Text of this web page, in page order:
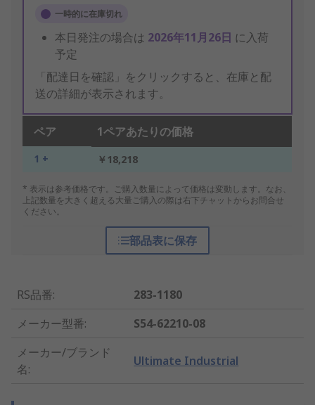
一時的に在庫切れ
本日発注の場合は 2026年11月26日 に入荷
予定
「配達日を確認」をクリックすると、在庫と配
送の詳細が表示されます。
ペア 1ペアあたりの価格
1 + ￥18,218
* 表示は参考価格です。ご購入数量によって価格は変動します。なお、
上記数量を大きく超える大量ご購入の際は右下チャットからお問合せ
ください。
部品表に保存
RS品番:
283-1180
メーカー型番:
S54-62210-08
メーカー/ブランド
名:
Ultimate Industrial